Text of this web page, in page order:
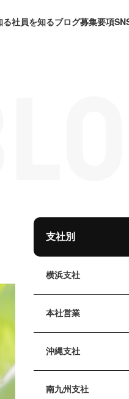
る社員を知るブログ募集要項
支社別
横浜支社
本社営業
沖縄支社
南九州支社